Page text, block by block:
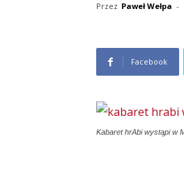
Przez Paweł Wełpa -
Facebook
Kabaret hrAbi wystąpi w